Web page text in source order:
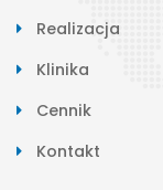
Realizacja
Klinika
Cennik
Kontakt